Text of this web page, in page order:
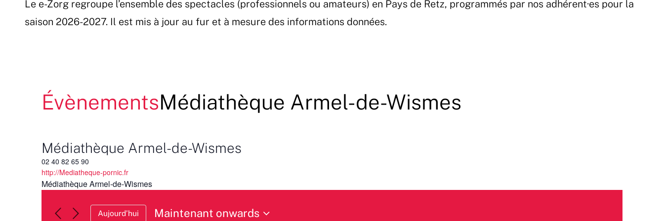
Le e-Zorg regroupe l’ensemble des spectacles (professionnels ou amateurs) en Pays de Retz, programmés par nos adhérent·es pour la
saison 2026-2027. Il est mis à jour au fur et à mesure des informations données.
ÉvènementsMédiathèque Armel-de-Wismes
Médiathèque Armel-de-Wismes
02 40 82 65 90
http://Mediatheque-pornic.fr
Médiathèque Armel-de-Wismes
Aujourd’hui
Maintenant onwards